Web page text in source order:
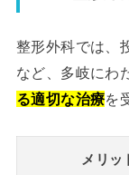
整形外科では、
など、多岐にわ
る適切な治療を
メリッ